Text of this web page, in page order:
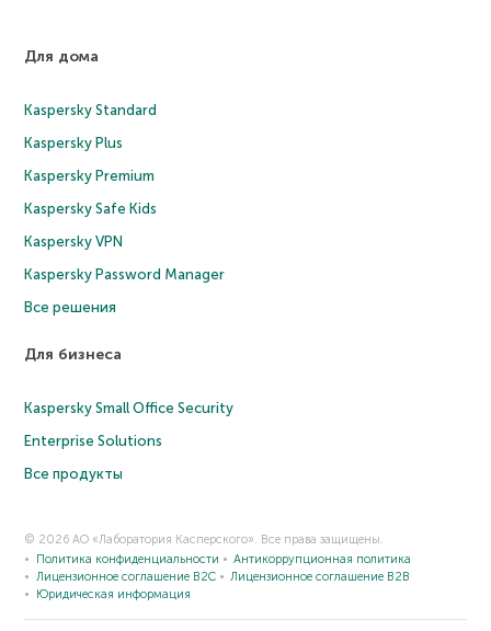
Для дома
Kaspersky Standard
Kaspersky Plus
Kaspersky Premium
Kaspersky Safe Kids
Kaspersky VPN
Kaspersky Password Manager
Все решения
Для бизнеса
Kaspersky Small Office Security
Enterprise Solutions
Все продукты
© 2026 АО «Лаборатория Касперского». Все права защищены.
Политика конфиденциальности
Антикоррупционная политика
Лицензионное соглашение B2C
Лицензионное соглашение B2B
Юридическая информация